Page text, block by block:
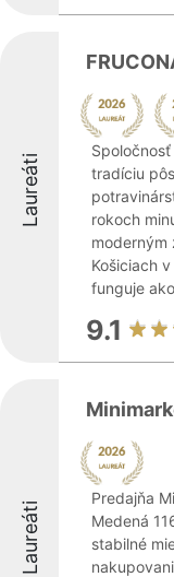
Laureáti
tradíciu
rokoch
moderným
Košiciach
funguje
9.1
Laureáti
Predajňa
Medená
stabilné